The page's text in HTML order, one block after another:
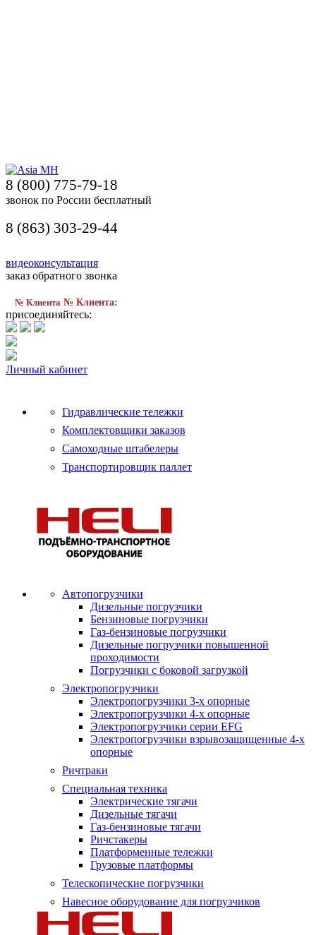
8 (800) 775-79-18
звонок по России бесплатный
8 (863) 303-29-44
видеоконсультация
заказ обратного звонка
№ Клиента № Клиента:
присоединяйтесь:
Личный кабинет
Гидравлические тележки
Комплектовщики заказов
Самоходные штабелеры
Транспортировщик паллет
Автопогрузчики
Дизельные погрузчики
Бензиновые погрузчики
Газ-бензиновые погрузчики
Дизельные погрузчики повышенной
проходимости
Погрузчики с боковой загрузкой
Электропогрузчики
Электропогрузчики 3-х опорные
Электропогрузчики 4-х опорные
Электропогрузчики серии EFG
Электропогрузчики взрывозащищенные 4-х
опорные
Ричтраки
Специальная техника
Электрические тягачи
Дизельные тягачи
Газ-бензиновые тягачи
Ричстакеры
Платформенные тележки
Грузовые платформы
Телескопические погрузчики
Навесное оборудование для погрузчиков